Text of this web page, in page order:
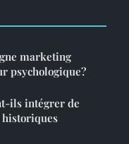
marketing
psychologique?
ils intégrer de